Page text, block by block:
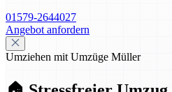
01579-2644027
Angebot anfordern
Umziehen mit Umzüge Müller